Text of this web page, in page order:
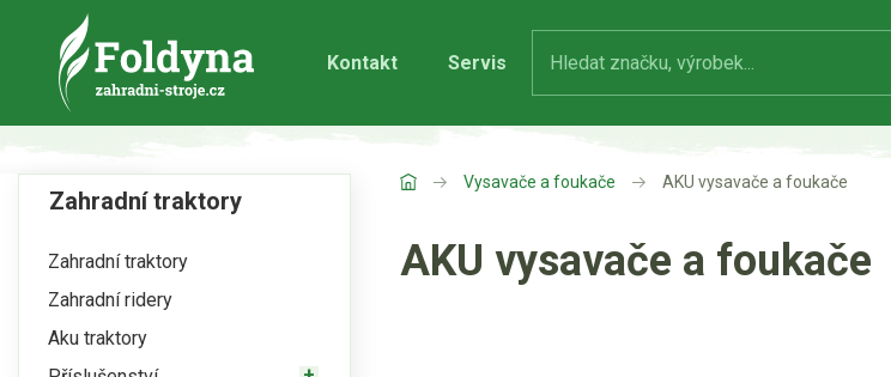
Kontakt Servis
Zahradní traktory
Zahradní traktory
Zahradní ridery
Aku traktory
Vysavače a foukače AKU vysavače a foukače
AKU vysavače a foukače